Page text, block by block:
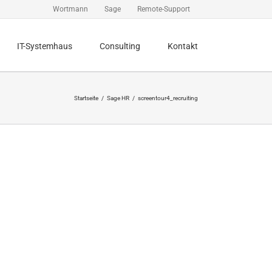
Wortmann Sage Remote-Support
IT-Systemhaus Consulting Kontakt
Startseite Sage HR screentour4_recruiting